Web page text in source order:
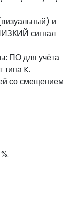
и
сигнал
ПО для учёта
K.
со смещением